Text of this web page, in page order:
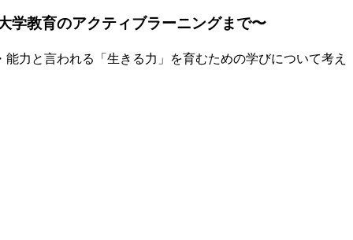
学教育のアクティブラーニングまで〜
力と言われる「生きる力」を育むための学びについて考え